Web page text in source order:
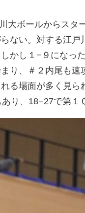
大ボールからスタ
ない。対する江
かし１−９になっ
り、＃２内尾も
る場面が多く見
り、18−27で第１